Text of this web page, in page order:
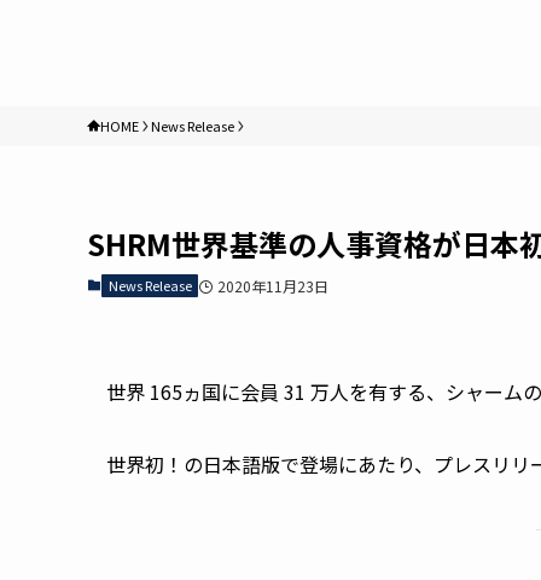
HOME News Release
SHRM世界基準の人事資格が日本
News Release 2020年11月23日
世界 165ヵ国に会員 31 万人を有する、シャーム
世界初！の日本語版で登場にあたり、プレスリリ